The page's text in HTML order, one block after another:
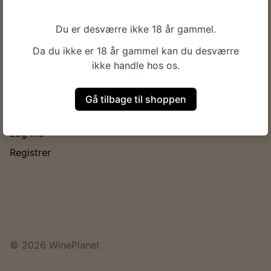
Du er desværre ikke 18 år gammel.
Da du ikke er 18 år gammel kan du desværre
ikke handle hos os.
Gå tilbage til shoppen
Handelsbetingelser
Fragt & levering
Log ind
Registrer
© 2026 WinePlanet